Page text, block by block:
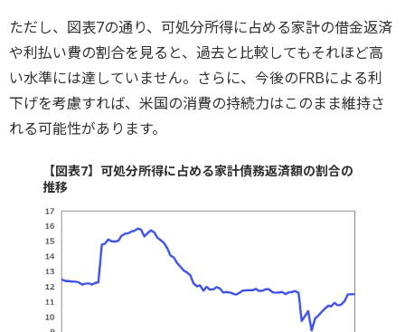
ただし、図表7の通り、可処分所得に占める家計の借金返済
や利払い費の割合を見ると、過去と比較してもそれほど高
い水準には達していません。さらに、今後のFRBによる利
下げを考慮すれば、米国の消費の持続力はこのまま維持さ
れる可能性があります。
【図表7】可処分所得に占める家計債務返済額の割合の
推移